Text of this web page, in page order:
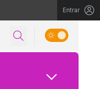
Entrar